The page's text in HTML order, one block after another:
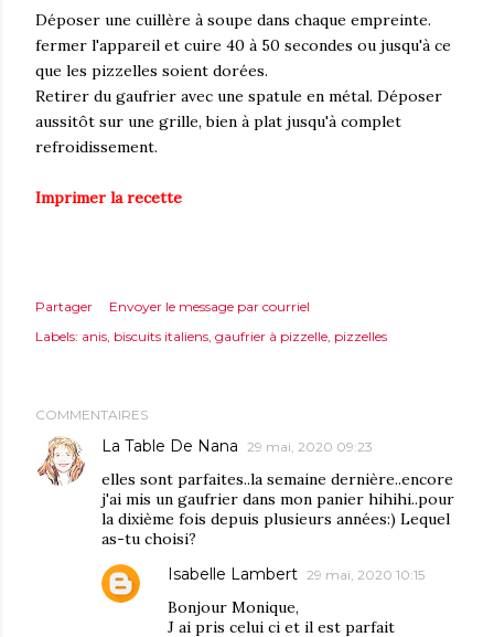
Déposer une cuillère à soupe dans chaque empreinte.
fermer l'appareil et cuire 40 à 50 secondes ou jusqu'à ce
que les pizzelles soient dorées.
Retirer du gaufrier avec une spatule en métal. Déposer
aussitôt sur une grille, bien à plat jusqu'à complet
refroidissement.
Imprimer la recette
Partager
Envoyer le message par courriel
Labels: anis biscuits italiens gaufrier à pizzelle pizzelles
COMMENTAIRES
La Table De Nana 29 mai, 2020 09:23
elles sont parfaites..la semaine dernière..encore
j'ai mis un gaufrier dans mon panier hihihi..pour
la dixième fois depuis plusieurs années:) Lequel
as-tu choisi?
Isabelle Lambert 29 mai, 2020 10:15
Bonjour Monique,
J ai pris celui ci et il est parfait